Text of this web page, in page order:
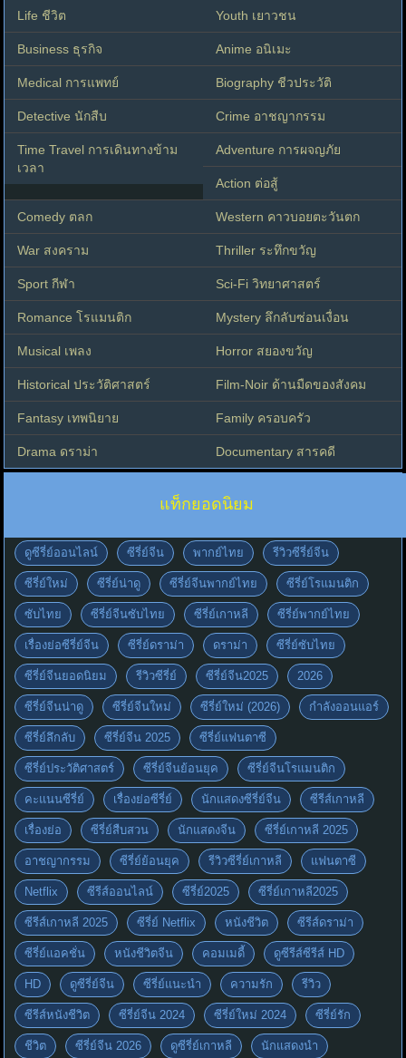
Life ชีวิต Youth เยาวชน
Business ธุรกิจ Anime อนิเมะ
Medical การแพทย์ Biography ชีวประวัติ
Detective นักสืบ Crime อาชญากรรม
Time Travel การเดินทางข้าม
เวลา
Adventure การผจญภัย
Action ต่อสู้
Comedy ตลก Western คาวบอยตะวันตก
War สงคราม Thriller ระทึกขวัญ
Sport กีฬา Sci-Fi วิทยาศาสตร์
Romance โรแมนติก Mystery ลึกลับซ่อนเงื่อน
Musical เพลง Horror สยองขวัญ
Historical ประวัติศาสตร์ Film-Noir ด้านมืดของสังคม
Fantasy เทพนิยาย Family ครอบครัว
Drama ดราม่า Documentary สารคดี
แท็กยอดนิยม
ดูซีรี่ย์ออนไลน์ ซีรี่ย์จีน พากย์ไทย รีวิวซีรี่ย์จีน
ซีรี่ย์ใหม่ ซีรี่ย์น่าดู ซีรี่ย์จีนพากย์ไทย ซีรี่ย์โรแมนติก
ซับไทย ซีรี่ย์จีนซับไทย ซีรี่ย์เกาหลี ซีรี่ย์พากย์ไทย
เรื่องย่อซีรี่ย์จีน ซีรี่ย์ดราม่า ดราม่า ซีรี่ย์ซับไทย
ซีรี่ย์จีนยอดนิยม รีวิวซีรี่ย์ ซีรี่ย์จีน2025 2026
ซีรี่ย์จีนน่าดู ซีรี่ย์จีนใหม่ ซีรี่ย์ใหม่ (2026) กำลังออนแอร์
ซีรี่ย์ลึกลับ ซีรี่ย์จีน 2025 ซีรี่ย์แฟนตาซี
ซีรี่ย์ประวัติศาสตร์ ซีรี่ย์จีนย้อนยุค ซีรี่ย์จีนโรแมนติก
คะแนนซีรี่ย์ เรื่องย่อซีรี่ย์ นักแสดงซีรี่ย์จีน ซีรีส์เกาหลี
เรื่องย่อ ซีรี่ย์สืบสวน นักแสดงจีน ซีรี่ย์เกาหลี 2025
อาชญากรรม ซีรี่ย์ย้อนยุค รีวิวซีรี่ย์เกาหลี แฟนตาซี
Netflix ซีรีส์ออนไลน์ ซีรี่ย์2025 ซีรี่ย์เกาหลี2025
ซีรีส์เกาหลี 2025 ซีรี่ย์ Netflix หนังชีวิต ซีรีส์ดราม่า
ซีรี่ย์แอคชั่น หนังชีวิตจีน คอมเมดี้ ดูซีรีส์ซีรีส์ HD
HD ดูซีรี่ย์จีน ซีรี่ย์แนะนำ ความรัก รีวิว
ซีรีส์หนังชีวิต ซีรี่ย์จีน 2024 ซีรี่ย์ใหม่ 2024 ซีรี่ย์รัก
ชีวิต ซีรี่ย์จีน 2026 ดูซีรี่ย์เกาหลี นักแสดงนำ